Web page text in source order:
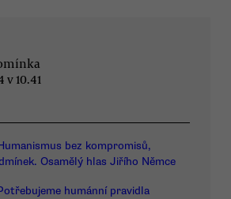
10.41
bez kompromisů,
Osamělý hlas Jiřího Němce
humánní pravidla